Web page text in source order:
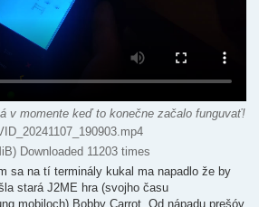
v momente keď to konečne začalo funguvať!
Downloaded 11203 times
sa na tí terminály kukal ma napadlo že by
stará J2ME hra (svojho času
mobiloch) Bobby Carrot. Od nápadu prešóv